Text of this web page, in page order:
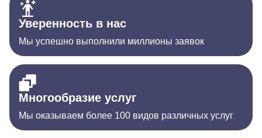
Уверенность в нас
Мы успешно выполнили миллионы заявок
Многообразие услуг
Мы оказываем более 100 видов различных услуг